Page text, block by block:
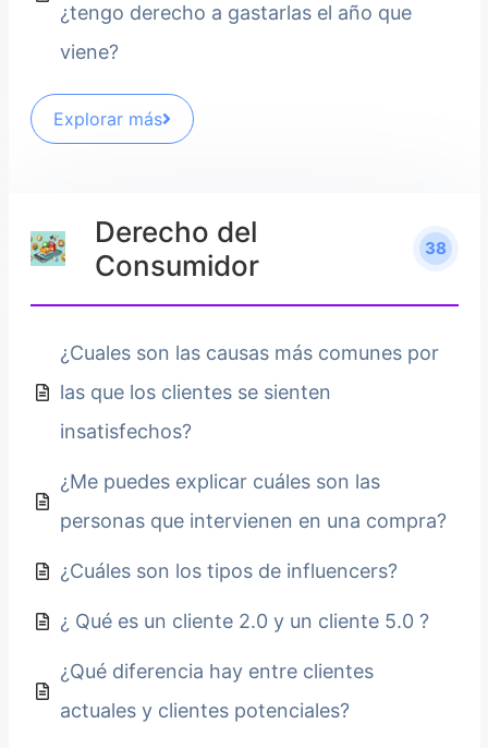
¿tengo derecho a gastarlas el año que
viene?
Explorar más
Derecho del
Consumidor
38
¿Cuales son las causas más comunes por
las que los clientes se sienten
insatisfechos?
¿Me puedes explicar cuáles son las
personas que intervienen en una compra?
¿Cuáles son los tipos de influencers?
¿ Qué es un cliente 2.0 y un cliente 5.0 ?
¿Qué diferencia hay entre clientes
actuales y clientes potenciales?